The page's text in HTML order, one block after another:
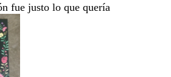
fue justo lo que quería